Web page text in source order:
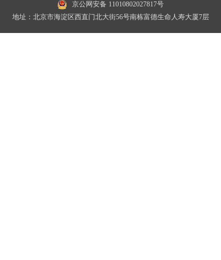
京公网安备 11010802027817号
地址：北京市海淀区西直门北大街56号南栋富德生命人寿大厦7层